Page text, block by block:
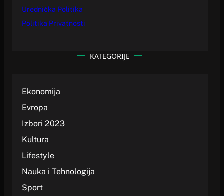
Urednička Politika
Politika Privatnosti
KATEGORIJE
Ekonomija
Evropa
Izbori 2023
Kultura
Lifestyle
Nauka i Tehnologija
Sport